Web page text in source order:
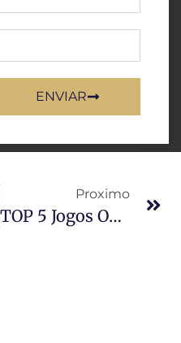
ENVIAR
Proximo
TOP 5 Jogos Online Mais Jogados Do Mundo Desde O Início Da Internet